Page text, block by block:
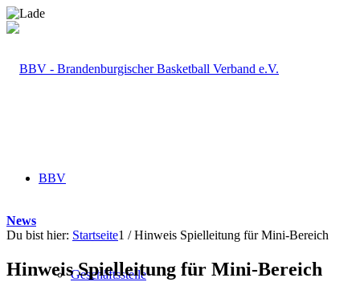
BBV
Geschäftsstelle
News
Du bist hier: Startseite1 / Hinweis Spielleitung für Mini-Bereich
Hinweis Spielleitung für Mini-Bereich